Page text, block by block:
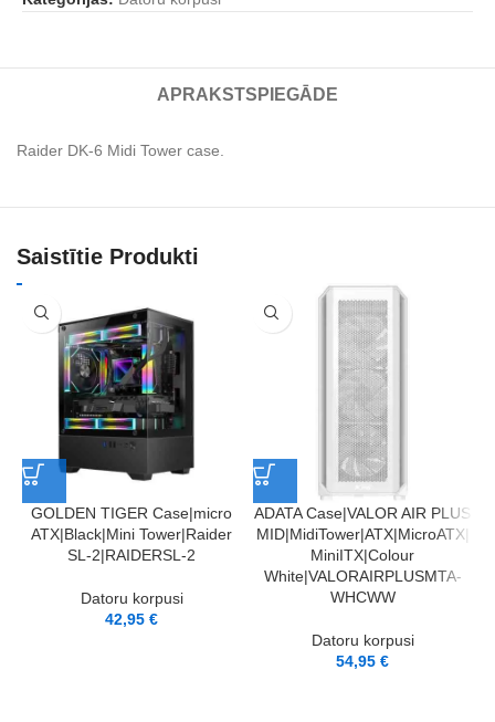
APRAKSTS PIEGĀDE
Raider DK-6 Midi Tower case.
Saistītie Produkti
GOLDEN TIGER Case|micro
ATX|Black|Mini Tower|Raider
SL-2|RAIDERSL-2
Datoru korpusi
42,95€
ADATA Case|VALOR AIR PLUS
MID|MidiTower|ATX|MicroATX|
MiniITX|Colour
White|VALORAIRPLUSMTA-
WHCWW
Datoru korpusi
54,95€